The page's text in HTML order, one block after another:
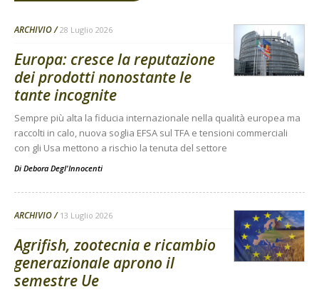
ARCHIVIO 28 Luglio 2026
Europa: cresce la reputazione
dei prodotti nonostante le
tante incognite
Sempre più alta la fiducia internazionale nella qualità europea ma
raccolti in calo, nuova soglia EFSA sul TFA e tensioni commerciali
con gli Usa mettono a rischio la tenuta del settore
Di Debora Degl'Innocenti
ARCHIVIO 13 Luglio 2026
Agrifish, zootecnia e ricambio
generazionale aprono il
semestre Ue